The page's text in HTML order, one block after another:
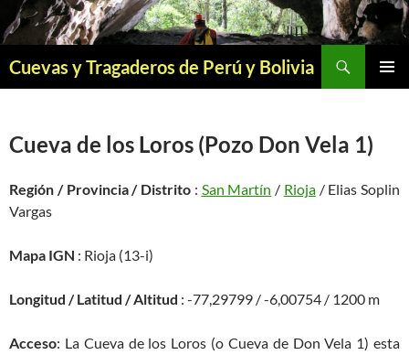
Saltar
al
Cuevas y Tragaderos de Perú y Bolivia
Cueva de los Loros (Pozo Don Vela 1)
Región / Provincia / Distrito : San Martín / Rioja/ Elias Soplin
Vargas
Mapa IGN : Rioja (13-i)
Longitud / Latitud / Altitud : -77,29799 / -6,00754 / 1200 m
Acceso: La Cueva de los Loros (o Cueva de Don Vela 1) esta